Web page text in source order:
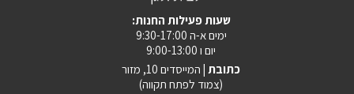
:שעות פעילות החנות
ימים א-ה 9:30-17:00
יום ו 9:00-13:00
כתובת | המייסדים 10, מזור
(צמוד לפתח תקווה)